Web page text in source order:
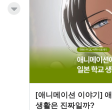
[애니메이션 이야기]
생활은 진짜일까?